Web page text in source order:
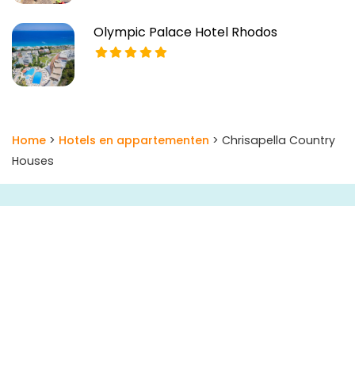
Olympic Palace Hotel Rhodos
Home > Hotels en appartementen > Chrisapella Country
Houses